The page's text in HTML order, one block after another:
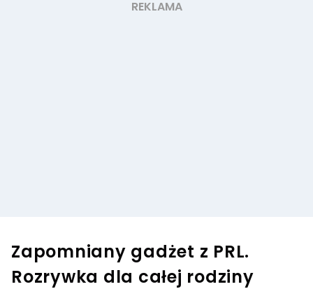
Zapomniany gadżet z PRL.
Rozrywka dla całej rodziny